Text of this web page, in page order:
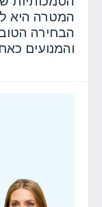
המטרה היא
הבחירה
והמנועים